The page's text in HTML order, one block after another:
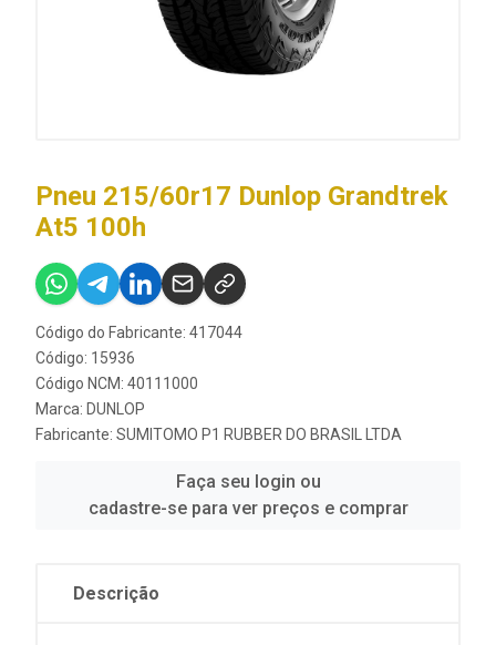
Pneu 215/60r17 Dunlop Grandtrek
At5 100h
Código do Fabricante: 417044
Código: 15936
Código NCM: 40111000
Marca: DUNLOP
Fabricante: SUMITOMO P1 RUBBER DO BRASIL LTDA
Faça seu login ou
cadastre-se para ver preços e comprar
Descrição